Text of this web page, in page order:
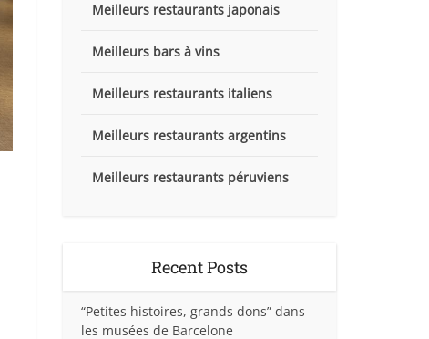
Meilleurs restaurants japonais
Meilleurs bars à vins
Meilleurs restaurants italiens
Meilleurs restaurants argentins
Meilleurs restaurants péruviens
Recent Posts
“Petites histoires, grands dons” dans
les musées de Barcelone